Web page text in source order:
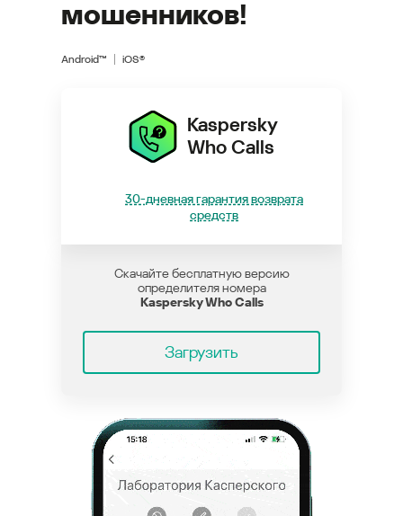
мошенников!
Android™ iOS®
Kaspersky
Who Calls
30-дневная гарантия возврата
средств
Скачайте бесплатную версию
определителя номера
Kaspersky Who Calls
Загрузить